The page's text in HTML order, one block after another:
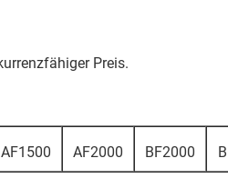
Preis.
AF1500 AF2000 BF2000